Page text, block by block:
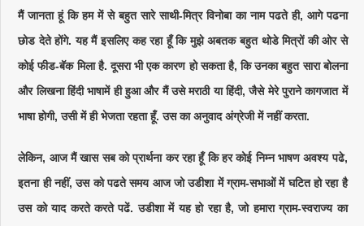
मैं जानता हूं कि हम में से बहुत सारे साथी-मित्र विनोबा का नाम पढते ही, आगे पढना
छोड देते होंगे. यह मैं इसलिए कह रहा हूँ कि मुझे अबतक बहुत थोडे मित्रों की ओर से
कोई फीड-बॅक मिला है. दूसरा भी एक कारण हो सकता है, कि उनका बहुत सारा बोलना
और लिखना हिंदी भाषामें ही हुआ और मैं उसे मराठी या हिंदी, जैसे मेरे पुराने कागजात में
भाषा होगी, उसी में ही भेजता रहता हूँ. उस का अनुवाद अंग्रेजी में नहीं करता.
लेकिन, आज मैं खास सब को प्रार्थना कर रहा हूँ कि हर कोई निम्न भाषण अवश्य पढे,
इतना ही नहीं, उस को पढते समय आज जो उडीशा में ग्राम-सभाओं में घटित हो रहा है
उस को याद करते करते पढें. उडीशा में यह हो रहा है, जो हमारा ग्राम-स्वराज्य का